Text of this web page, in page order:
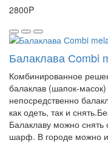
2800P
Балаклава Сombi
Комбинированное
балаклав (шапок-
непосредственно
как одеть, так и
Балаклаву можно снять
шарф. В городе можно